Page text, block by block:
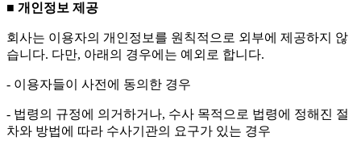
■ 개인정보 제공
회사는 이용자의 개인정보를 원칙적으로 외부에 제공하지 않
습니다. 다만, 아래의 경우에는 예외로 합니다.
- 이용자들이 사전에 동의한 경우
- 법령의 규정에 의거하거나, 수사 목적으로 법령에 정해진 절
차와 방법에 따라 수사기관의 요구가 있는 경우